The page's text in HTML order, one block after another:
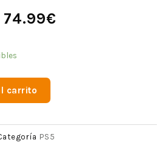
74.99€
carrito
PS5